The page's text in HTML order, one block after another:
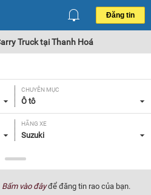
Đăng tin
Truck tại Thanh Hoá
CHUYÊN MỤC
Ô tô
HÃNG XE
Suzuki
NĂM SẢN XUẤT
Tất cả
XUẤT XỨ
Bấm vào đâyđể đăng tin rao của bạn.